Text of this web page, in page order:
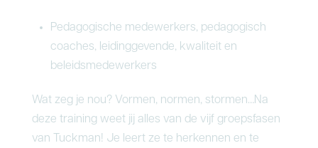
Pedagogische medewerkers, pedagogisch
coaches, leidinggevende, kwaliteit en
beleidsmedewerkers
Wat zeg je nou? Vormen, normen, stormen…Na
deze training weet jij alles van de vijf groepsfasen
van Tuckman! Je leert ze te herkennen en te